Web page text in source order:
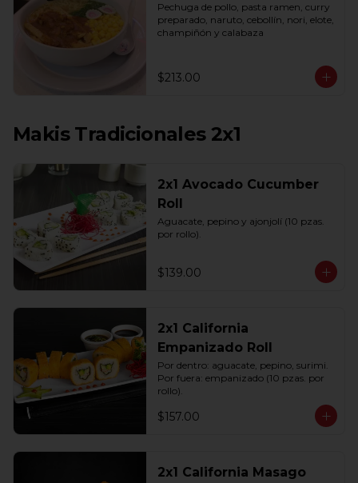
Pechuga de pollo, pasta ramen, curry
preparado, naruto, cebollín, nori, elote,
champiñón y calabaza
$213.00
Makis Tradicionales 2x1
2x1 Avocado Cucumber
Roll
Aguacate, pepino y ajonjolí (10 pzas.
por rollo).
$139.00
2x1 California
Empanizado Roll
Por dentro: aguacate, pepino, surimi.
Por fuera: empanizado (10 pzas. por
rollo).
$157.00
2x1 California Masago